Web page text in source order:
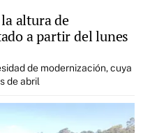
altura de
a partir del lunes
de modernización, cuya
de abril